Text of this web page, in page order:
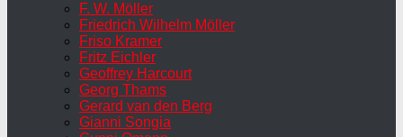
F. W. Möller
Friedrich Wilhelm Möller
Friso Kramer
Fritz Eichler
Geoffrey Harcourt
Georg Thams
Gerard van den Berg
Gianni Songia